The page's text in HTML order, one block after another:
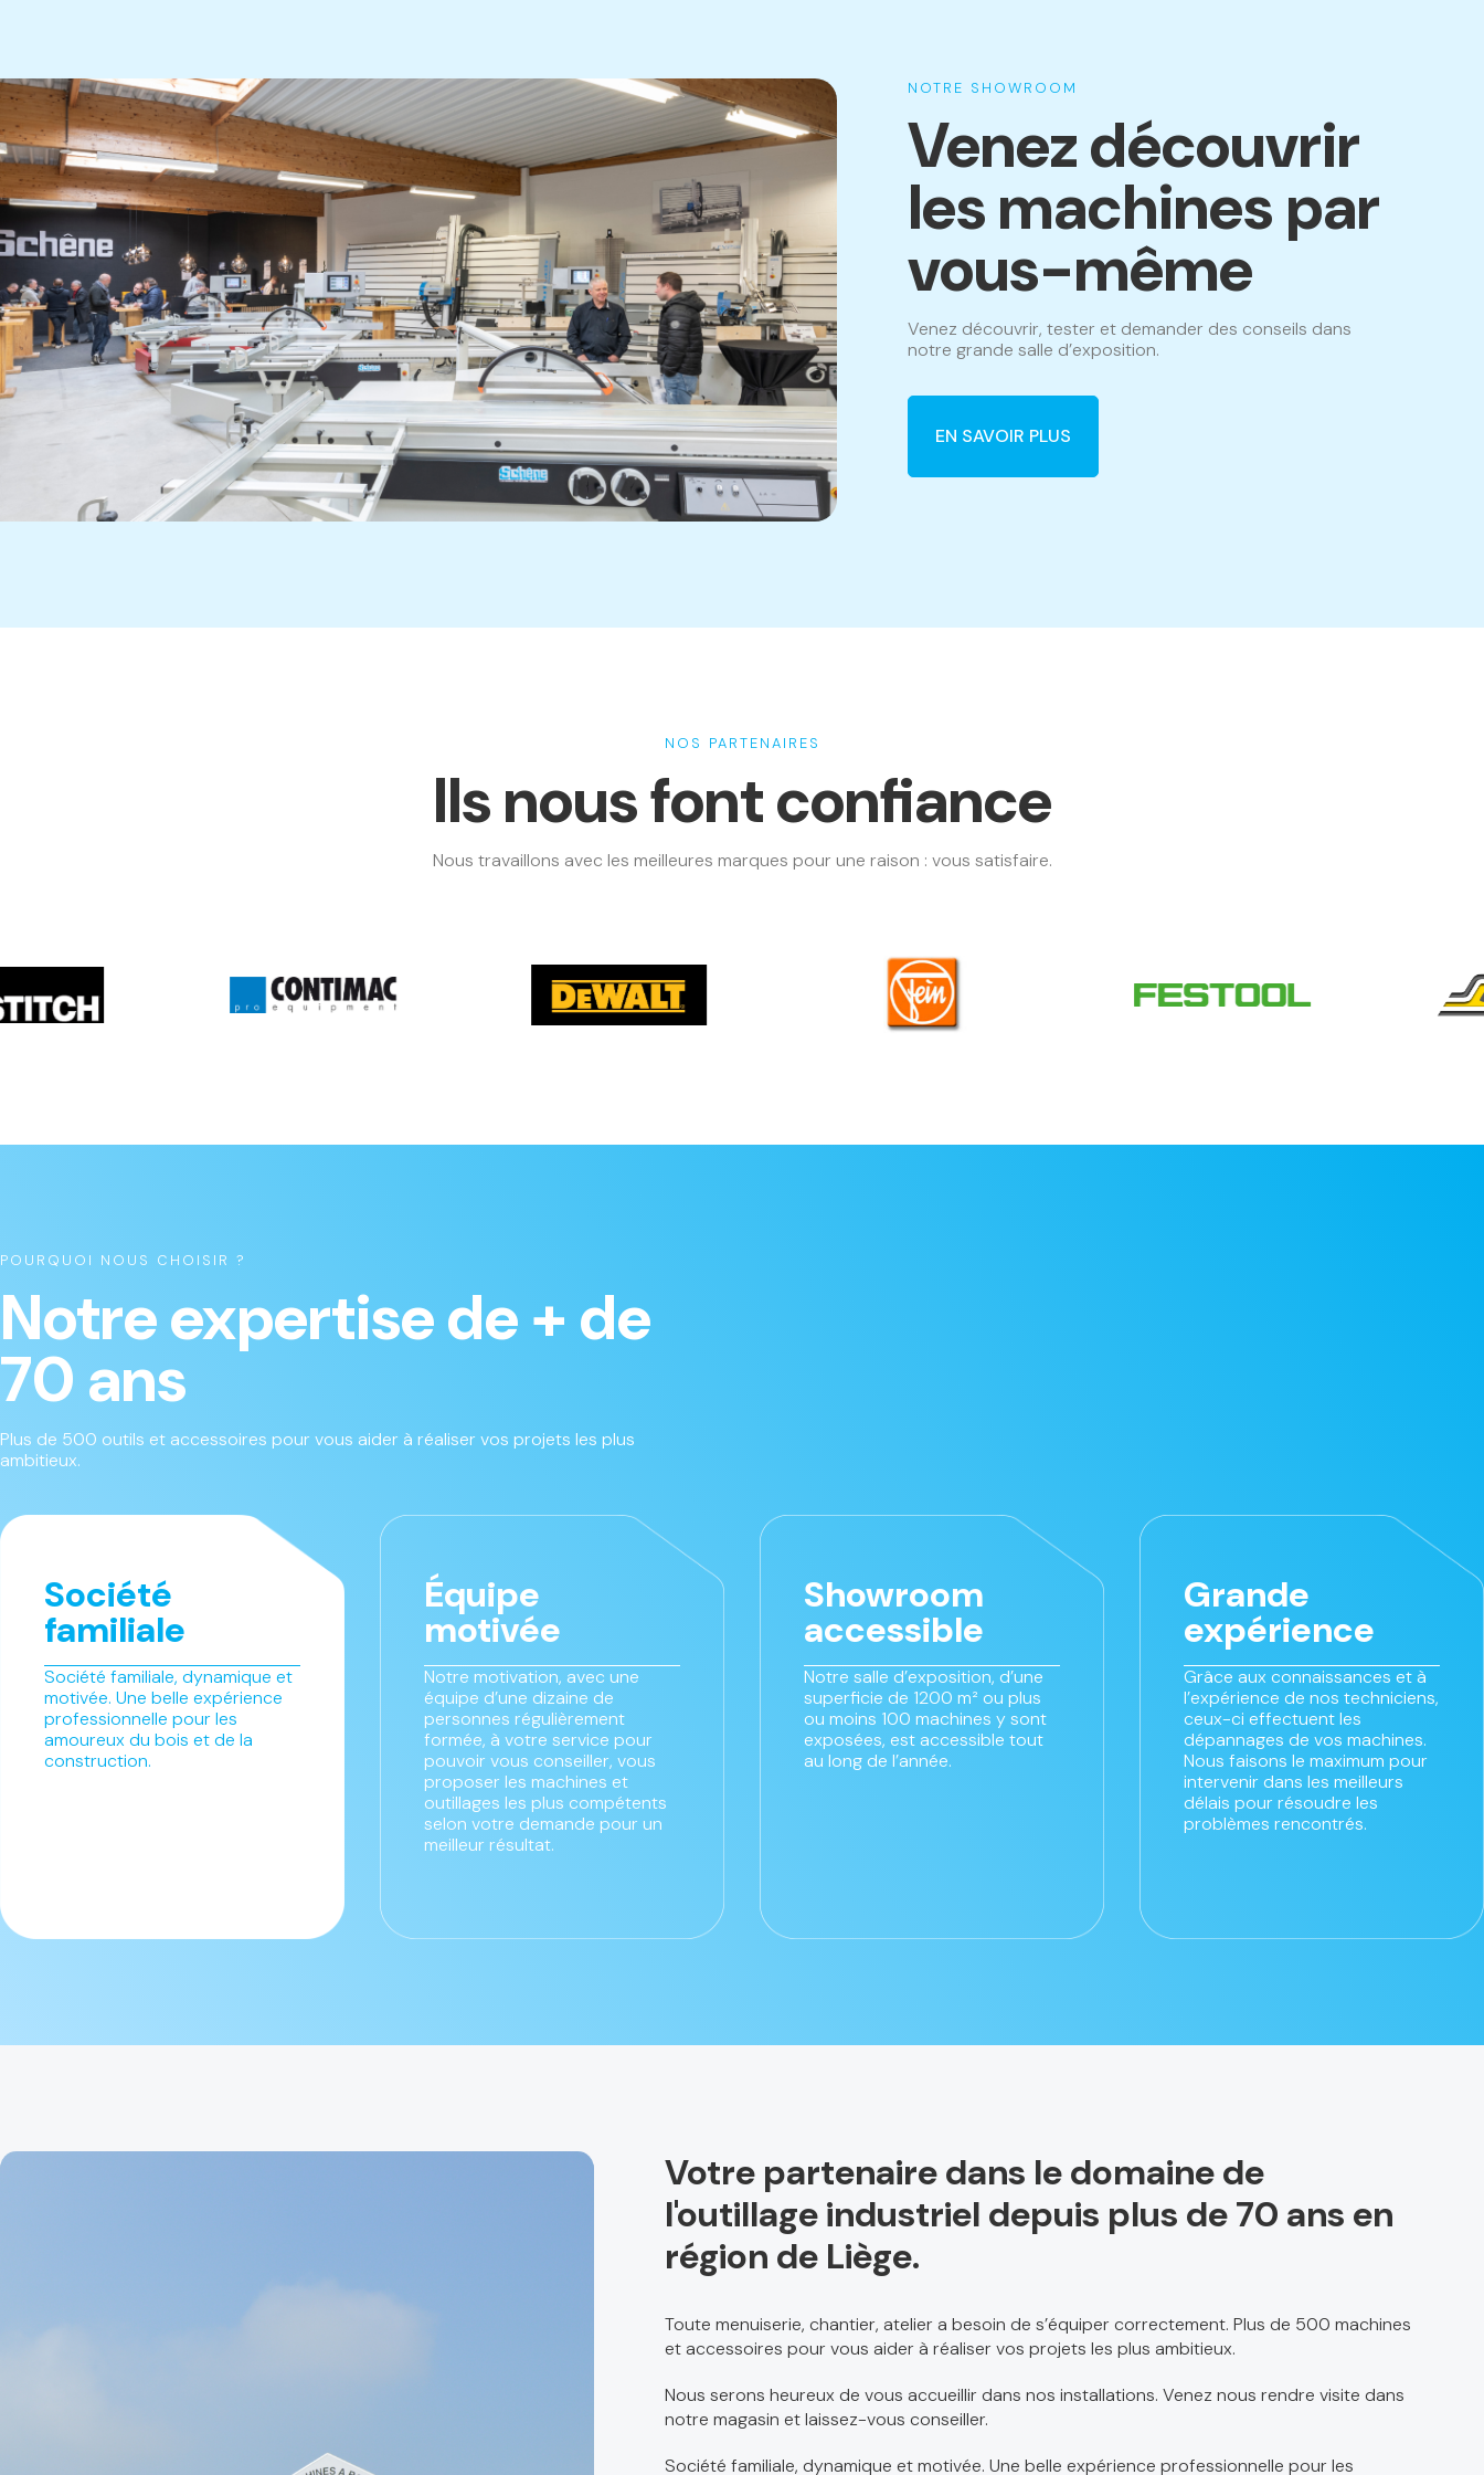
NOTRE SHOWROOM
Venez découvrir
les machines par
vous-même
Venez découvrir, tester et demander des conseils dans
notre grande salle d’exposition.
EN SAVOIR PLUS
NOS PARTENAIRES
Ils nous font confiance
Nous travaillons avec les meilleures marques pour une raison : vous satisfaire.
POURQUOI NOUS CHOISIR ?
Notre expertise de + de
70 ans
Plus de 500 outils et accessoires pour vous aider à réaliser vos projets les plus
ambitieux.
Société
familiale
Société familiale, dynamique et
motivée. Une belle expérience
professionnelle pour les
amoureux du bois et de la
construction.
Équipe
motivée
Notre motivation, avec une
équipe d’une dizaine de
personnes régulièrement
formée, à votre service pour
pouvoir vous conseiller, vous
proposer les machines et
outillages les plus compétents
selon votre demande pour un
meilleur résultat.
Showroom
accessible
Notre salle d’exposition, d’une
superficie de 1200 m² ou plus
ou moins 100 machines y sont
exposées, est accessible tout
au long de l’année.
Grande
expérience
Grâce aux connaissances et à
l’expérience de nos techniciens,
ceux-ci effectuent les
dépannages de vos machines.
Nous faisons le maximum pour
intervenir dans les meilleurs
délais pour résoudre les
problèmes rencontrés.
Votre partenaire dans le domaine de
l'outillage industriel depuis plus de 70 ans en
région de Liège.
Toute menuiserie, chantier, atelier a besoin de s’équiper correctement. Plus de 500 machines
et accessoires pour vous aider à réaliser vos projets les plus ambitieux.
Nous serons heureux de vous accueillir dans nos installations. Venez nous rendre visite dans
notre magasin et laissez-vous conseiller.
Société familiale, dynamique et motivée. Une belle expérience professionnelle pour les